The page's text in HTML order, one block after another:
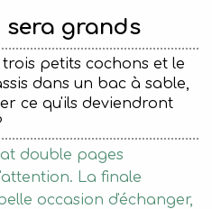
sera grands
petits cochons et le
dans un bac à sable,
ce qu'ils deviendront
double pages
La finale
occasion d'échanger,